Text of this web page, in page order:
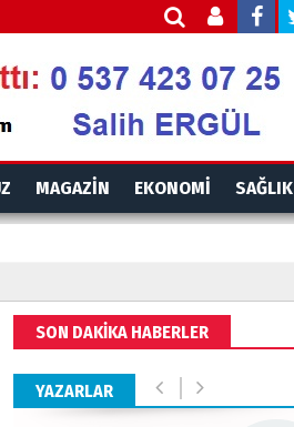
MAGAZİN EKONOMİ SAĞLIK
SON DAKİKA HABERLER
YAZARLAR
EMPERYALİZM, UŞAKLARINA
AÇIK DESTEK VERİYOR…
DÜNYA DÜZENİ
Mesut Gencer
ANADOLU BASIN YAYIN
BİRLİĞİ
Alaeddin Usta